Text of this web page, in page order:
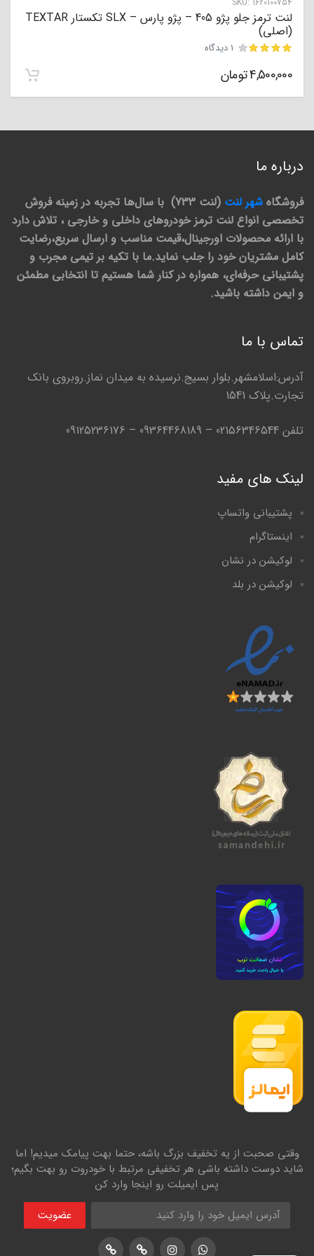
لنت ترمز جلو پژو 405 – پژو پارس – SLX تکستار TEXTAR
(اصلی)
مشتری
1 دیدگاه
4,500,000تومان
درباره ما
فروشگاه شهر لنت
(لنت 733) با سال‌ها تجربه در زمینه فروش
تخصصی انواع لنت ترمز خودروهای داخلی و خارجی ، تلاش دارد
با ارائه محصولات اورجینال،قیمت مناسب و ارسال سریع،رضایت
کامل مشتریان خود را جلب نماید.ما با تکیه بر تیمی مجرب و
پشتیبانی حرفه‌ای، همواره در کنار شما هستیم تا انتخابی مطمئن
و ایمن داشته باشید.
تماس با ما
آدرس:اسلامشهر.بلوار بسیج.نرسیده به میدان نماز.روبروی بانک
تجارت.پلاک 1541
تلفن 02156346544 – 09364468189 – 09125236176
لینک های مفید
پشتیبانی واتساپ
اینستاگرام
لوکیشن در نشان
لوکیشن در بلد
وقتی صحبت از یه تخفیف بزرگ باشه، حتما بهت پیامک میدیم! اما
شاید دوست داشته باشی هر تخفیفی مرتبط با خودروت رو بهت بگیم؛
پس ایمیلت رو اینجا وارد کن
عضویت